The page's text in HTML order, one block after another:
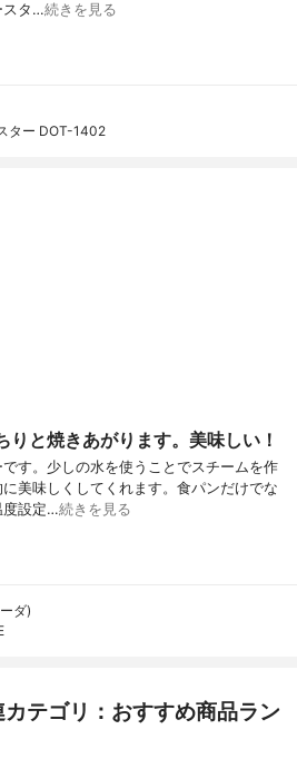
スタ…続きを見る
ター DOT-1402
りと焼きあがります。美味しい！
す。少しの水を使うことでスチームを作
美味しくしてくれます。食パンだけでな
度設定…続きを見る
ダ)
テゴリ：おすすめ商品ラン